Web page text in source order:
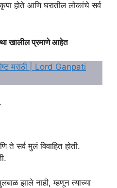
होते आणि घरातील लोकांचे सर्व
खालील प्रमाणे आहेत
मराठी | Lord Ganpati
ते सर्व मुलं विवाहित होती.
झाले नाही, म्हणून त्याच्या